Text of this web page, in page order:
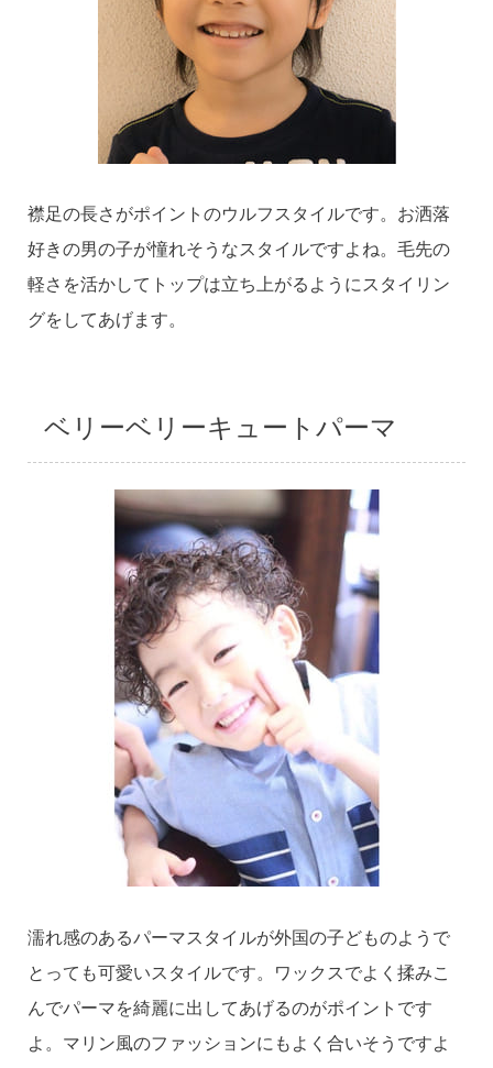
襟足の長さがポイントのウルフスタイルです。お洒落
好きの男の子が憧れそうなスタイルですよね。毛先の
軽さを活かしてトップは立ち上がるようにスタイリン
グをしてあげます。
ベリーベリーキュートパーマ
濡れ感のあるパーマスタイルが外国の子どものようで
とっても可愛いスタイルです。ワックスでよく揉みこ
んでパーマを綺麗に出してあげるのがポイントです
よ。マリン風のファッションにもよく合いそうですよ